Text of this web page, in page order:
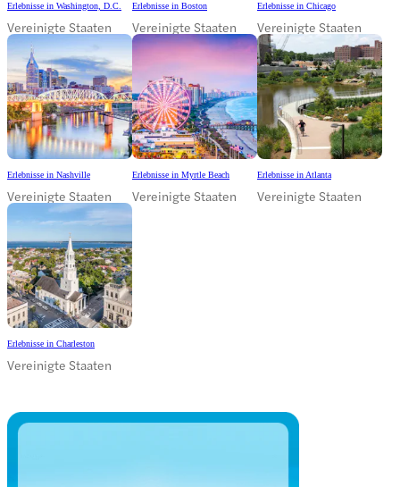
Erlebnisse in Washington, D.C.
Vereinigte Staaten
Erlebnisse in Boston
Vereinigte Staaten
Erlebnisse in Chicago
Vereinigte Staaten
Erlebnisse in Nashville
Vereinigte Staaten
Erlebnisse in Myrtle Beach
Vereinigte Staaten
Erlebnisse in Atlanta
Vereinigte Staaten
Erlebnisse in Charleston
Vereinigte Staaten